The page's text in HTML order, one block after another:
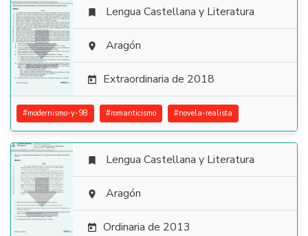

 Lengua Castellana y Literatura
 Aragón
 Extraordinaria de 2018
#modernismo-y-98 #romanticismo #novela-realista

 Lengua Castellana y Literatura
 Aragón
 Ordinaria de 2013